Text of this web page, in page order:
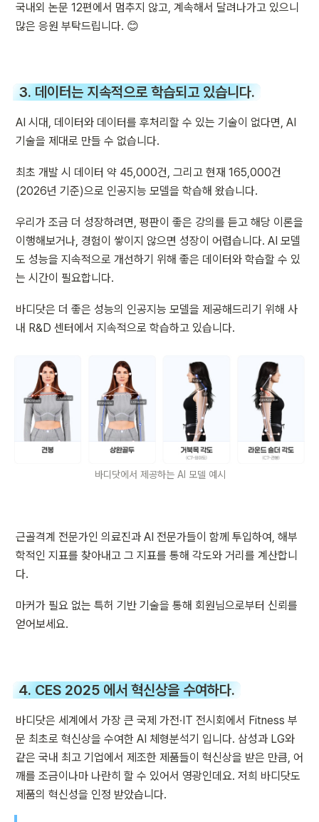
국내외 논문 12편에서 멈추지 않고, 계속해서 달려나가고 있으니
많은 응원 부탁드립니다. 😊
3. 데이터는 지속적으로 학습되고 있습니다.
AI 시대, 데이터와 데이터를 후처리할 수 있는 기술이 없다면, AI
기술을 제대로 만들 수 없습니다.
최초 개발 시 데이터 약 45,000건, 그리고 현재 165,000건
(2026년 기준)으로 인공지능 모델을 학습해 왔습니다.
우리가 조금 더 성장하려면, 평판이 좋은 강의를 듣고 해당 이론을
이행해보거나, 경험이 쌓이지 않으면 성장이 어렵습니다. AI 모델
도 성능을 지속적으로 개선하기 위해 좋은 데이터와 학습할 수 있
는 시간이 필요합니다.
바디닷은 더 좋은 성능의 인공지능 모델을 제공해드리기 위해 사
내 R&D 센터에서 지속적으로 학습하고 있습니다.
바디닷에서 제공하는 AI 모델 예시
근골격계 전문가인 의료진과 AI 전문가들이 함께 투입하여, 해부
학적인 지표를 찾아내고 그 지표를 통해 각도와 거리를 계산합니
다.
마커가 필요 없는 특허 기반 기술을 통해 회원님으로부터 신뢰를
얻어보세요.
4. CES 2025 에서 혁신상을 수여하다.
바디닷은 세계에서 가장 큰 국제 가전·IT 전시회에서 Fitness 부
문 최초로 혁신상을 수여한 AI 체형분석기 입니다. 삼성과 LG와
같은 국내 최고 기업에서 제조한 제품들이 혁신상을 받은 만큼, 어
깨를 조금이나마 나란히 할 수 있어서 영광인데요. 저희 바디닷도
제품의 혁신성을 인정 받았습니다.